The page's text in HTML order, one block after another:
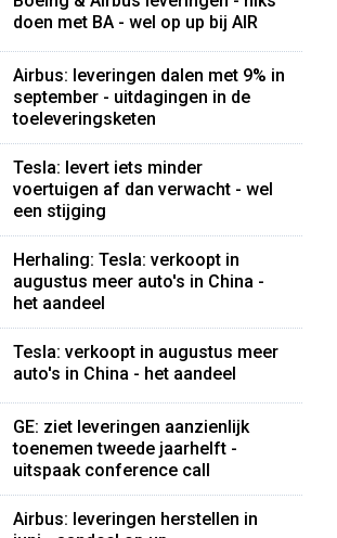
doen met BA - wel op up bij AIR
Airbus: leveringen dalen met 9% in
september - uitdagingen in de
toeleveringsketen
Tesla: levert iets minder
voertuigen af dan verwacht - wel
een stijging
Herhaling: Tesla: verkoopt in
augustus meer auto's in China -
het aandeel
Tesla: verkoopt in augustus meer
auto's in China - het aandeel
GE: ziet leveringen aanzienlijk
toenemen tweede jaarhelft -
uitspaak conference call
Airbus: leveringen herstellen in